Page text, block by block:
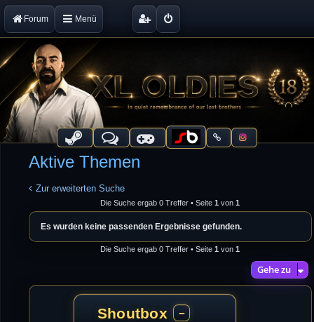
Forum Menü
Aktive Themen
Zur erweiterten Suche
Die Suche ergab 0 Treffer • Seite1 von1
Es wurden keine passenden Ergebnisse gefunden.
Die Suche ergab 0 Treffer • Seite1 von1
Gehe zu
Shoutbox −